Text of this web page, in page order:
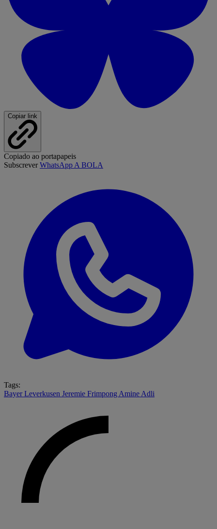
Copiar link
Copiado ao portapapeis
SubscreverWhatsApp A BOLA
Tags:
Bayer Leverkusen Jeremie Frimpong Amine Adli